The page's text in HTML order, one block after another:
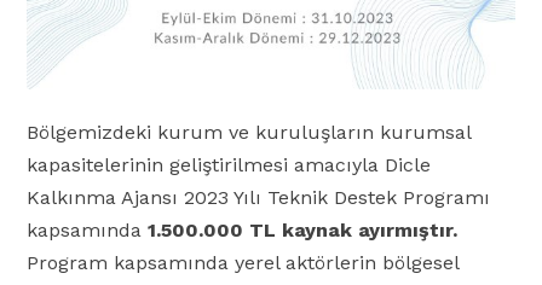
Bölgemizdeki kurum ve kuruluşların kurumsal
kapasitelerinin geliştirilmesi amacıyla Dicle
Kalkınma Ajansı 2023 Yılı Teknik Destek Programı
kapsamında1.500.000 TL kaynak ayırmıştır.
Program kapsamında yerel aktörlerin bölgesel